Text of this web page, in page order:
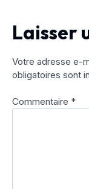
Laisser
Votre adresse e-
obligatoires sont
Commentaire *